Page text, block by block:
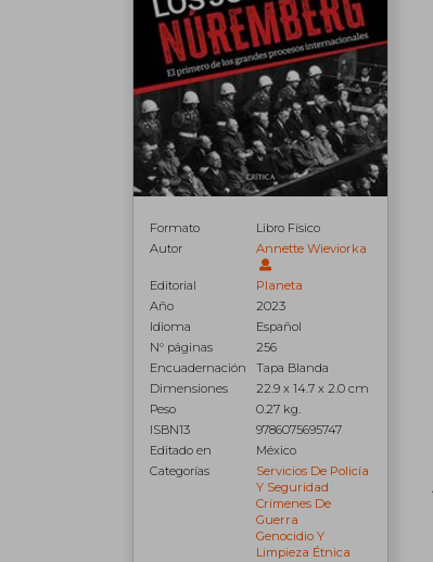
Formato
Libro Físico
Autor
Annette Wieviorka
Editorial
Planeta
Año
2023
Idioma
Español
N° páginas
256
Encuadernación
Tapa Blanda
Dimensiones
22.9 x 14.7 x 2.0 cm
Peso
0.27 kg.
ISBN13
9786075695747
Editado en
México
Categorías
Servicios De Policía
Y Seguridad
Crímenes De
Guerra
Genocidio Y
Limpieza Étnica